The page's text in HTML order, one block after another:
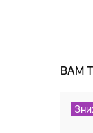
ВАМ